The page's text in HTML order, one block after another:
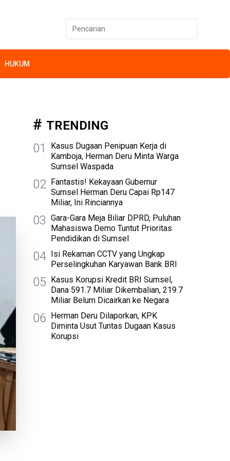
HUKUM
TRENDING
01
Kasus Dugaan Penipuan Kerja di
Kamboja, Herman Deru Minta Warga
Sumsel Waspada
02 Fantastis! Kekayaan Gubernur
Sumsel Herman Deru Capai Rp147
Miliar, Ini Rinciannya
03 Gara-Gara Meja Biliar DPRD, Puluhan
Mahasiswa Demo Tuntut Prioritas
Pendidikan di Sumsel
04 Isi Rekaman CCTV yang Ungkap
Perselingkuhan Karyawan Bank BRI
05 Kasus Korupsi Kredit BRI Sumsel,
Dana 591.7 Miliar Dikembalian, 219.7
Miliar Belum Dicairkan ke Negara
06 Herman Deru Dilaporkan, KPK
Diminta Usut Tuntas Dugaan Kasus
Korupsi